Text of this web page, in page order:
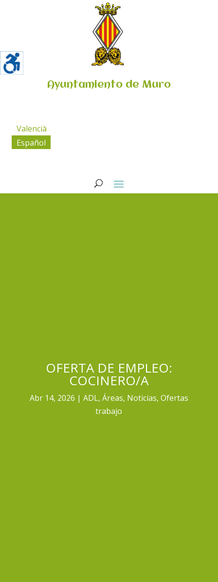
Ayuntamiento de Muro
Valencià
Español
OFERTA DE EMPLEO:
COCINERO/A
Abr 14, 2026 ADL, Áreas, Noticias, Ofertas
trabajo